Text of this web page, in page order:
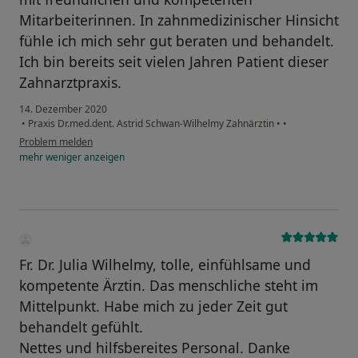
entspannten Atmosphäre zu gewinnen, ist der
Schlüssel zu einem angstfreien Zahnarztbesuch.
Wir beraten Eltern und ihre Kinder bei allen Fragen
rund um gesunde Ernährung und die richtige
Handhabung von kindgerechten
Zahnpflegeprodukten.
Sanierung bereits kariöser Milchzähne:
Wenn Gefahr droht, dass nachfolgende bleibende
Zähne zu wenig Platz haben oder das
Kieferknochenwachstum behindert ist, machen wir
rechtzeitig darauf aufmerksam und arbeiten eng mit
bewährten Kieferorthopäden zusammen.
Mitarbeiterinnen. In zahnmedizinischer Hinsicht
fühle ich mich sehr gut beraten und behandelt.
Ich bin bereits seit vielen Jahren Patient dieser
Zahnarztpraxis.
14. Dezember 2020
• Praxis Dr.med.dent. Astrid Schwan-Wilhelmy Zahnärztin • •
Problem melden
mehrwenigeranzeigen
Fr. Dr. Julia Wilhelmy, tolle, einfühlsame und
kompetente Ärztin. Das menschliche steht im
Mittelpunkt. Habe mich zu jeder Zeit gut
behandelt gefühlt.
Nettes und hilfsbereites Personal. Danke